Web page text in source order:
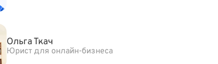
Ольга Ткач
Юрист для онлайн-бизнеса